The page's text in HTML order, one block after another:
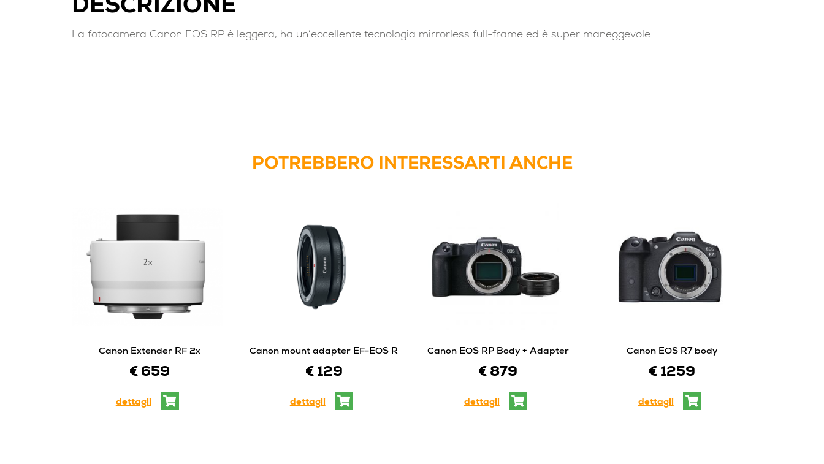
DESCRIZIONE
La fotocamera Canon EOS RP è leggera, ha un’eccellente tecnologia mirrorless full-frame ed è super maneggevole.
POTREBBERO INTERESSARTI ANCHE
Canon Extender RF 2x
€ 659
dettagli
Canon mount adapter EF-EOS R
€ 129
dettagli
Canon EOS RP Body + Adapter
€ 879
dettagli
Canon EOS R7 body
€ 1259
dettagli